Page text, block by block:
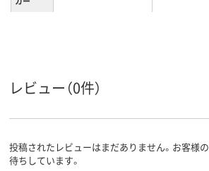
レビュー（0件）
投稿されたレビューはまだありません。お客様
待ちしています。